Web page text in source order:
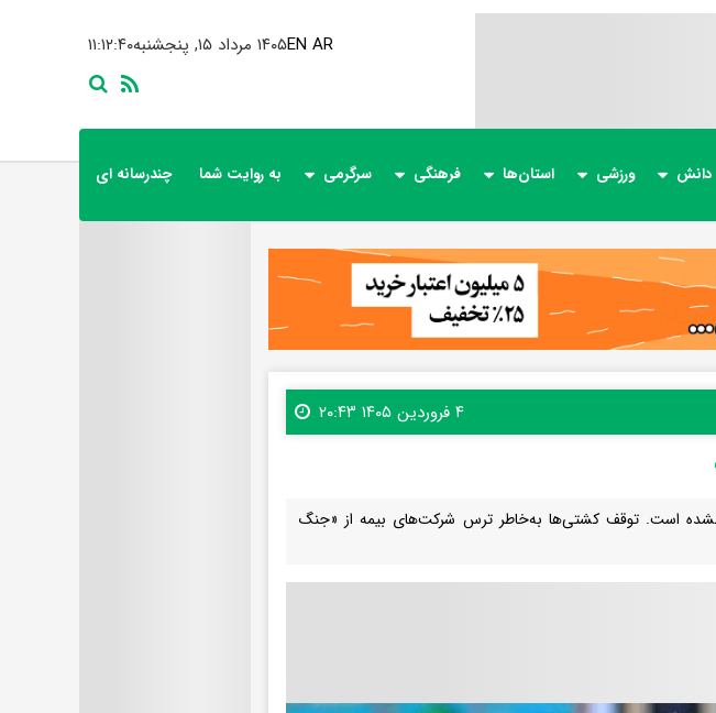
۱۱:۱۲:۴۲ ۱۴۰۵ مرداد ۱۵, پنجشنبهEN AR
دانش ورزشی استان‌ها فرهنگی سرگرمی به روایت شما چندرسانه ای
۴ فروردین ۱۴۰۵ ۲۰:۴۳
است. توقف کشتی‌ها به‌خاطر ترس شرکت‌های بیمه از «جنگ